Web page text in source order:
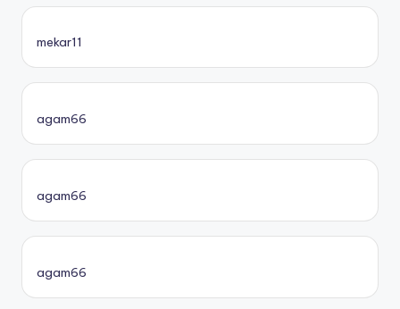
mekar11
agam66
agam66
agam66